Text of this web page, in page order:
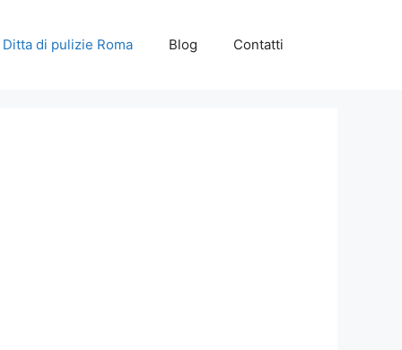
Ditta di pulizie Roma Blog Contatti